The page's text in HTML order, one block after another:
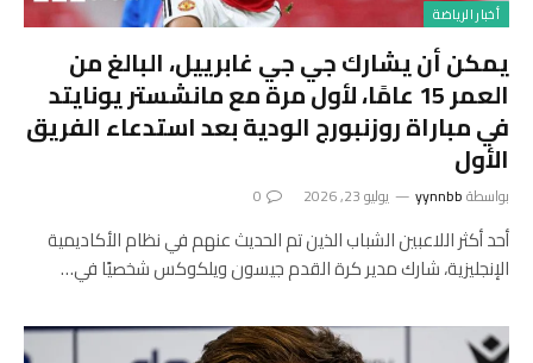
أخبار الرياضة
يمكن أن يشارك جي جي غابرييل، البالغ من
العمر 15 عامًا، لأول مرة مع مانشستر يونايتد
في مباراة روزنبورج الودية بعد استدعاء الفريق
الأول
بواسطةyynnbb يوليو 23, 2026 0
أحد أكثر اللاعبين الشباب الذين تم الحديث عنهم في نظام الأكاديمية
الإنجليزية، شارك مدير كرة القدم جيسون ويلكوكس شخصيًا في…